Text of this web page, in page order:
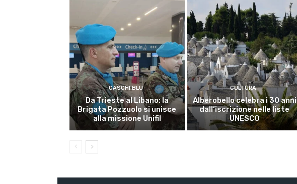
CASCHI BLU
Da Trieste al Libano: la
Brigata Pozzuolo si unisce
alla missione Unifil
CULTURA
Alberobello celebra i 30 anni
dall’iscrizione nelle liste
UNESCO